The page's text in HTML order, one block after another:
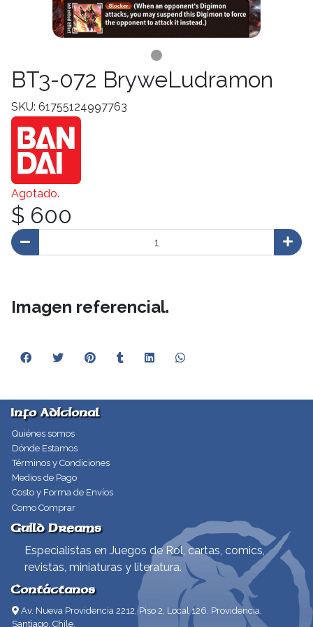
BT3-072 BryweLudramon
SKU: 61755124997763
Agotado.
$ 600
Imagen referencial.
Info Adicional
Quiénes somos
Dónde Estamos
Términos y Condiciones
Medios de Pago
Costo y Forma de Envíos
Como Comprar
Guild Dreams
Especialistas en Juegos de Rol, cartas, comics,
revistas, miniaturas y literatura.
Contáctanos
Av. Nueva Providencia 2212, Piso 2, Local 126. Providencia,
Santiago, Chile.